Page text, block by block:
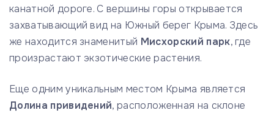
канатной дороге. С вершины горы открывается
захватывающий вид на Южный берег Крыма. Здесь
же находится знаменитый Мисхорский парк, где
произрастают экзотические растения.
Еще одним уникальным местом Крыма является
Долина привидений, расположенная на склоне